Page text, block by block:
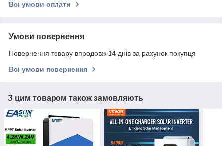
Всі умови оплати
Умови повернення
Повернення товару впродовж 14 днів за рахунок покупця
Всі умови повернення
З цим товаром також замовляють